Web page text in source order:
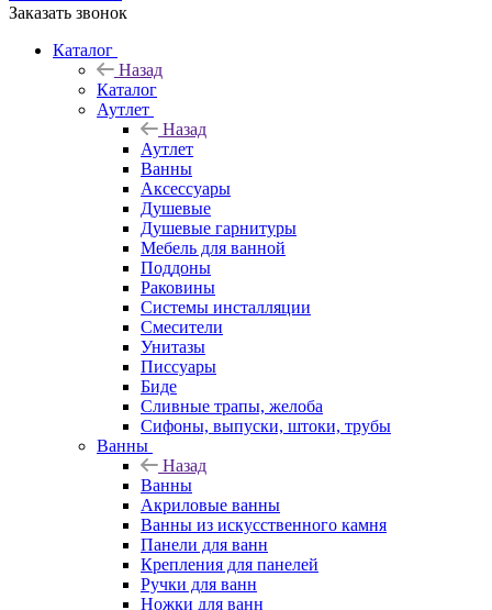
Заказать звонок
Каталог
Назад
Каталог
Аутлет
Назад
Аутлет
Ванны
Аксессуары
Душевые
Душевые гарнитуры
Мебель для ванной
Поддоны
Раковины
Системы инсталляции
Смесители
Унитазы
Писсуары
Биде
Сливные трапы, желоба
Сифоны, выпуски, штоки, трубы
Ванны
Назад
Ванны
Акриловые ванны
Ванны из искусственного камня
Панели для ванн
Крепления для панелей
Ручки для ванн
Ножки для ванн